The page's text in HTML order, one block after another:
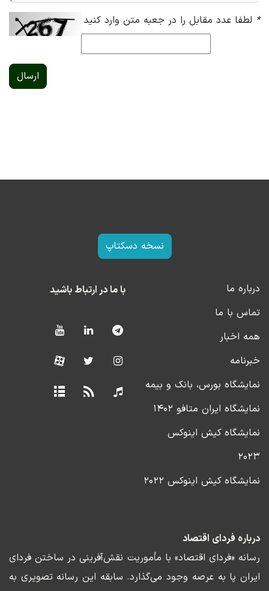
* لطفا عدد مقابل را در جعبه متن وارد کنید
ارسال
نسخه دسکتاپ
درباره ما
تماس با ما
همه اخبار
خبرنامه
نمایشگاه بورس، بانک و بیمه
نمایشگاه ایران متافو ۱۴۰۲
نمایشگاه کیش اینوکس
۲۰۲۳
نمایشگاه کیش اینوکس ۲۰۲۲
با ما در ارتباط باشید
درباره فردای اقتصاد
رسانه «فردای اقتصاد» با مأموریت نقش‌آفرینی در ساختن فردای
ایران پا به عرصه وجود می‌گذارد. سابقه این رسانه تصویری به